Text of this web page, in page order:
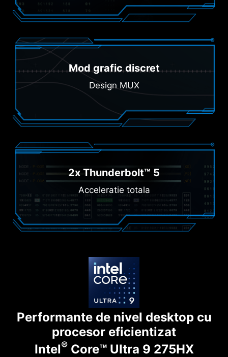
Mod grafic discret
Design MUX
2x Thunderbolt™ 5
Acceleratie totala
Performante de nivel desktop cu
procesor eficientizat
Intel®Core™ Ultra 9 275HX